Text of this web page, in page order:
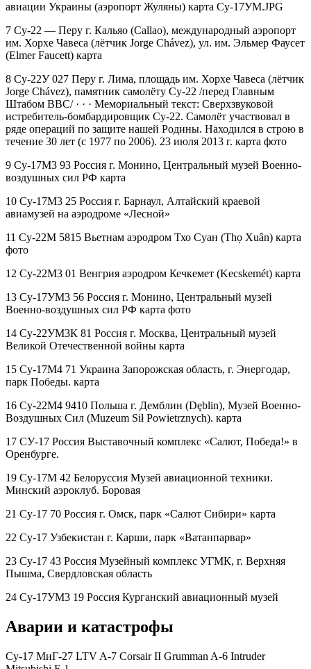
авиации Украины (аэропорт Жуляны) карта Су-17УМ.JPG
7 Су-22 — Перу г. Кальяо (Callao), международный аэропорт
им. Хорхе Чавеса (лётчик Jorge Chávez), ул. им. Эльмер Фаусет
(Elmer Faucett) карта
8 Су-22У 027 Перу г. Лима, площадь им. Хорхе Чавеса (лётчик
Jorge Chávez), памятник самолёту Су-22 /перед Главным
Штабом ВВС/ · · · Мемориальный текст: Сверхзвуковой
истребитель-бомбардировщик Су-22. Самолёт участвовал в
ряде операций по защите нашей Родины. Находился в строю в
течение 30 лет (с 1977 по 2006). 23 июля 2013 г. карта фото
9 Су-17М3 93 Россия г. Монино, Центральный музей Военно-
воздушных сил РФ карта
10 Су-17М3 25 Россия г. Барнаул, Алтайский краевой
авиамузей на аэродроме «Лесной»
11 Су-22М 5815 Вьетнам аэродром Тхо Суан (Thọ Xuân) карта
фото
12 Су-22М3 01 Венгрия аэродром Кечкемет (Kecskemét) карта
13 Су-17УМ3 56 Россия г. Монино, Центральный музей
Военно-воздушных сил РФ карта фото
14 Су-22УМ3К 81 Россия г. Москва, Центральный музей
Великой Отечественной войны карта
15 Су-17М4 71 Украина Запорожская область, г. Энергодар,
парк Победы. карта
16 Су-22М4 9410 Польша г. Демблин (Dęblin), Музей Военно-
Воздушных Сил (Muzeum Sił Powietrznych). карта
17 СУ-17 Россия Выставочный комплекс «Салют, Победа!» в
Оренбурге.
19 Су-17М 42 Белоруссия Музей авиационной техники.
Минский аэроклуб. Боровая
21 Су-17 70 Россия г. Омск, парк «Салют Сибири» карта
22 Су-17 Узбекистан г. Карши, парк «Ватанпарвар»
23 Су-17 43 Россия Музейный комплекс УГМК, г. Верхняя
Пышма, Свердловская область
24 Су-17УМ3 19 Россия Курганский авиационный музей
Аварии и катастрофы
Су-17 МиГ-27 LTV A-7 Corsair II Grumman A-6 Intruder